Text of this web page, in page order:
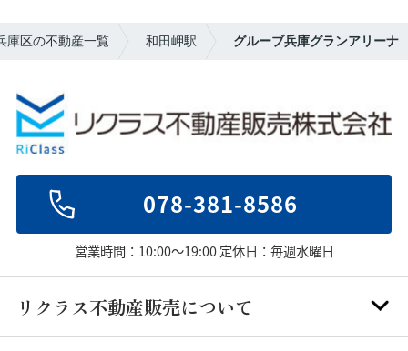
庫区の不動産一覧 和田岬駅 グルーブ兵庫グランアリーナ
078-381-8586
営業時間：10:00～19:00 定休日：毎週水曜日
リクラス不動産販売について